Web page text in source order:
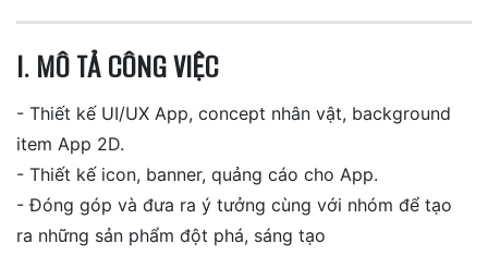
I. MÔ TẢ CÔNG VIỆC
- Thiết kế UI/UX App, concept nhân vật, background
item App 2D.
- Thiết kế icon, banner, quảng cáo cho App.
- Đóng góp và đưa ra ý tưởng cùng với nhóm để tạo
ra những sản phẩm đột phá, sáng tạo